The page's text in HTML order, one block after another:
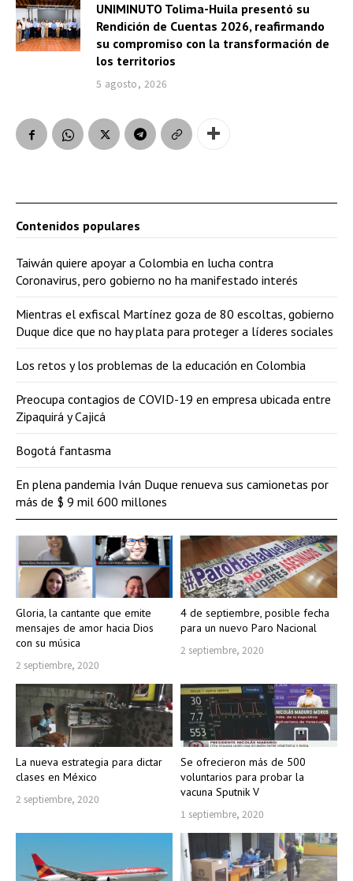
UNIMINUTO Tolima-Huila presentó su
Rendición de Cuentas 2026, reafirmando
su compromiso con la transformación de
los territorios
5 agosto, 2026
Gloria, la cantante que emite
mensajes de amor hacia Dios
con su música
2 septiembre, 2020
4 de septiembre, posible fecha
para un nuevo Paro Nacional
2 septiembre, 2020
La nueva estrategia para dictar
clases en México
2 septiembre, 2020
Se ofrecieron más de 500
voluntarios para probar la
vacuna Sputnik V
1 septiembre, 2020
Contenidos populares
Taiwán quiere apoyar a Colombia en lucha contra
Coronavirus, pero gobierno no ha manifestado interés
Mientras el exfiscal Martínez goza de 80 escoltas, gobierno
Duque dice que no hay plata para proteger a líderes sociales
Los retos y los problemas de la educación en Colombia
Preocupa contagios de COVID-19 en empresa ubicada entre
Zipaquirá y Cajicá
Bogotá fantasma
En plena pandemia Iván Duque renueva sus camionetas por
más de $ 9 mil 600 millones